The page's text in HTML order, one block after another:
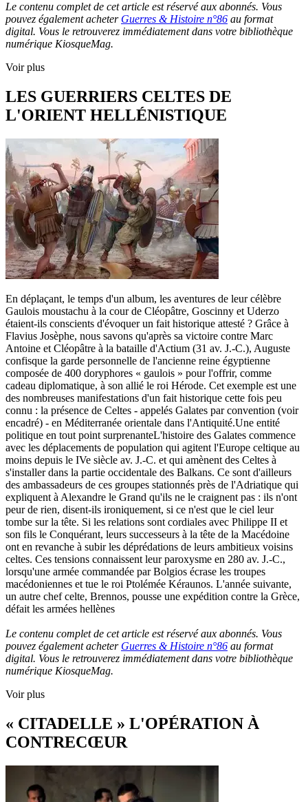
Le contenu complet de cet article est réservé aux abonnés. Vous
pouvez également acheter Guerres & Histoire n°86 au format
digital. Vous le retrouverez immédiatement dans votre bibliothèque
numérique KiosqueMag.
Voir plus
LES GUERRIERS CELTES DE
L'ORIENT HELLÉNISTIQUE
En déplaçant, le temps d'un album, les aventures de leur célèbre
Gaulois moustachu à la cour de Cléopâtre, Goscinny et Uderzo
étaient-ils conscients d'évoquer un fait historique attesté ? Grâce à
Flavius Josèphe, nous savons qu'après sa victoire contre Marc
Antoine et Cléopâtre à la bataille d'Actium (31 av. J.-C.), Auguste
confisque la garde personnelle de l'ancienne reine égyptienne
composée de 400 doryphores « gaulois » pour l'offrir, comme
cadeau diplomatique, à son allié le roi Hérode. Cet exemple est une
des nombreuses manifestations d'un fait historique cette fois peu
connu : la présence de Celtes - appelés Galates par convention (voir
encadré) - en Méditerranée orientale dans l'Antiquité.Une entité
politique en tout point surprenanteL'histoire des Galates commence
avec les déplacements de population qui agitent l'Europe celtique au
moins depuis le IVe siècle av. J.-C. et qui amènent des Celtes à
s'installer dans la partie occidentale des Balkans. Ce sont d'ailleurs
des ambassadeurs de ces groupes stationnés près de l'Adriatique qui
expliquent à Alexandre le Grand qu'ils ne le craignent pas : ils n'ont
peur de rien, disent-ils ironiquement, si ce n'est que le ciel leur
tombe sur la tête. Si les relations sont cordiales avec Philippe II et
son fils le Conquérant, leurs successeurs à la tête de la Macédoine
ont en revanche à subir les déprédations de leurs ambitieux voisins
celtes. Ces tensions connaissent leur paroxysme en 280 av. J.-C.,
lorsqu'une armée commandée par Bolgios écrase les troupes
macédoniennes et tue le roi Ptolémée Kéraunos. L'année suivante,
un autre chef celte, Brennos, pousse une expédition contre la Grèce,
défait les armées hellènes
Le contenu complet de cet article est réservé aux abonnés. Vous
pouvez également acheter Guerres & Histoire n°86 au format
digital. Vous le retrouverez immédiatement dans votre bibliothèque
numérique KiosqueMag.
Voir plus
« CITADELLE » L'OPÉRATION À
CONTRECŒUR